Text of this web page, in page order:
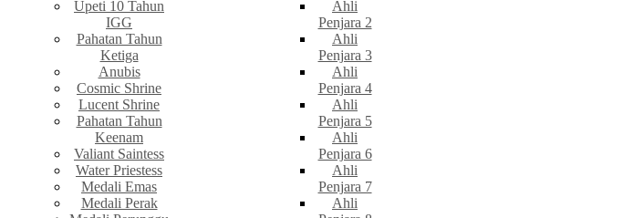
Upeti 10 Tahun
IGG
Pahatan Tahun
Ketiga
Anubis
Cosmic Shrine
Lucent Shrine
Pahatan Tahun
Keenam
Valiant Saintess
Water Priestess
Medali Emas
Medali Perak
Ahli
Penjara 2
Ahli
Penjara 3
Ahli
Penjara 4
Ahli
Penjara 5
Ahli
Penjara 6
Ahli
Penjara 7
Ahli